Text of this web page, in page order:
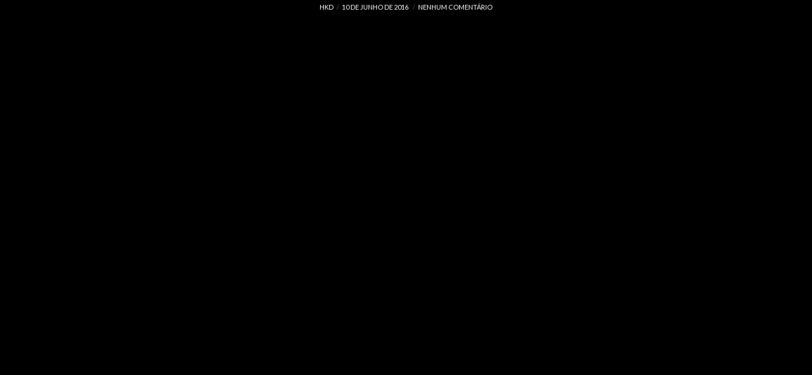
HKD 10 DE JUNHO DE 2016 NENHUM COMENTÁRIO